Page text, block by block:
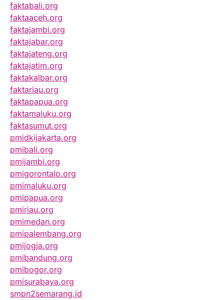
faktabali.org
faktaaceh.org
faktajambi.org
faktajabar.org
faktajateng.org
faktajatim.org
faktakalbar.org
faktariau.org
faktapapua.org
faktamaluku.org
faktasumut.org
pmidkijakarta.org
pmibali.org
pmijambi.org
pmigorontalo.org
pmimaluku.org
pmipapua.org
pmiriau.org
pmimedan.org
pmipalembang.org
pmijogja.org
pmibandung.org
pmibogor.org
pmisurabaya.org
smpn2semarang.id